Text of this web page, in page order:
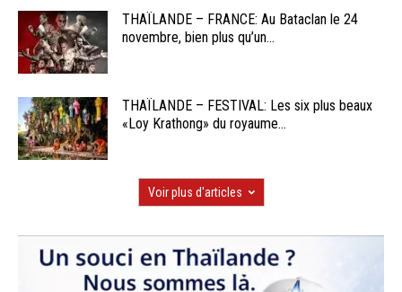
THAÏLANDE – FRANCE: Au Bataclan le 24
novembre, bien plus qu’un...
THAÏLANDE – FESTIVAL: Les six plus beaux
«Loy Krathong» du royaume...
Voir plus d'articles